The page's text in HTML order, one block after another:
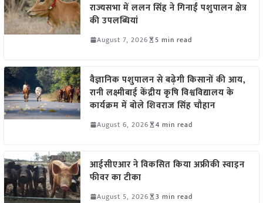
राज्यसभा में ललन सिंह ने गिनाईं पशुपालन क्षेत्र
की उपलब्धियां
August 7, 2026 5 min read
वैज्ञानिक पशुपालन से बढ़ेगी किसानों की आय,
रानी लक्ष्मीबाई केंद्रीय कृषि विश्वविद्यालय के
कार्यक्रम में बोले शिवराज सिंह चौहान
August 6, 2026 4 min read
आईसीएआर ने विकसित किया अफ्रीकी स्वाइन
फीवर का टीका
August 5, 2026 3 min read